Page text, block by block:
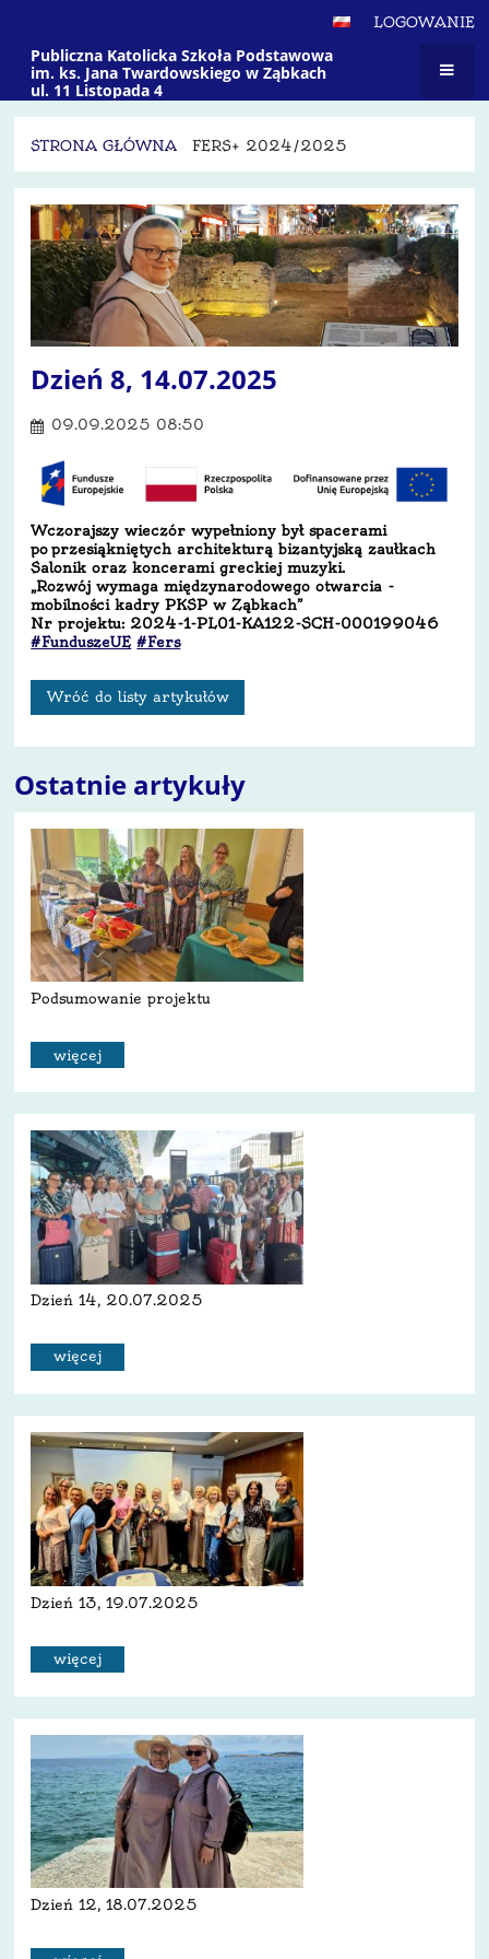
LOGOWANIE
Publiczna Katolicka Szkoła Podstawowa
im. ks. Jana Twardowskiego w Ząbkach
ul. 11 Listopada 4
STRONA GŁÓWNA FERS+ 2024/2025
Fers+
2024/2025
Dzień 8, 14.07.2025
09.09.2025 08:50
Wczorajszy wieczór wypełniony był spacerami
po przesiąkniętych architekturą bizantyjską zaułkach
Salonik oraz koncerami greckiej muzyki.
„Rozwój wymaga międzynarodowego otwarcia -
mobilności kadry PKSP w Ząbkach”
Nr projektu: 2024-1-PL01-KA122-SCH-000199046
#FunduszeUE #Fers
Wróć do listy artykułów
Ostatnie artykuły
Podsumowanie projektu
więcej
Dzień 14, 20.07.2025
więcej
Dzień 13, 19.07.2025
więcej
Dzień 12, 18.07.2025